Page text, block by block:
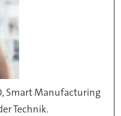
Smart Manufacturing
Technik.